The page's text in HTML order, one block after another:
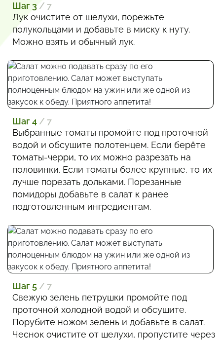
Шаг 3 / 7
Лук очистите от шелухи, порежьте
полукольцами и добавьте в миску к нуту.
Можно взять и обычный лук.
Шаг 4 / 7
Выбранные томаты промойте под проточной
водой и обсушите полотенцем. Если берёте
томаты-черри, то их можно разрезать на
половинки. Если томаты более крупные, то их
лучше порезать дольками. Порезанные
помидоры добавьте в салат к ранее
подготовленным ингредиентам.
Шаг 5 / 7
Свежую зелень петрушки промойте под
проточной холодной водой и обсушите.
Порубите ножом зелень и добавьте в салат.
Чеснок очистите от шелухи, пропустите через